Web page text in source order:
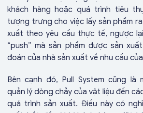
khách hàng hoặc quá trình tiêu
tượng trưng cho việc lấy sản phẩm
xuất theo yêu cầu thực tế, ngược
“push” mà sản phẩm được sản
đoán của nhà sản xuất về nhu cầu
Bên cạnh đó, Pull System cũng là
quản lý dòng chảy của vật liệu đến
quá trình sản xuất. Điều này có